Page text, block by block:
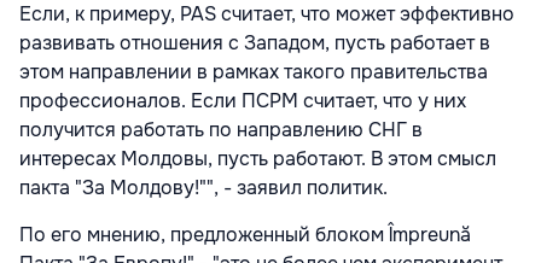
Если, к примеру, PAS считает, что может эффективно
развивать отношения с Западом, пусть работает в
этом направлении в рамках такого правительства
профессионалов. Если ПСРМ считает, что у них
получится работать по направлению СНГ в
интересах Молдовы, пусть работают. В этом смысл
пакта "За Молдову!"", - заявил политик.
По его мнению, предложенный блоком Împreună